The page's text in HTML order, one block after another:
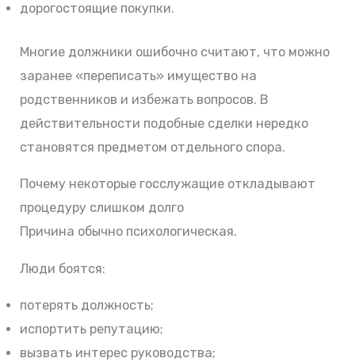
дорогостоящие покупки.
Многие должники ошибочно считают, что можно
заранее «переписать» имущество на
родственников и избежать вопросов. В
действительности подобные сделки нередко
становятся предметом отдельного спора.
Почему некоторые госслужащие откладывают
процедуру слишком долго
Причина обычно психологическая.
Люди боятся:
потерять должность;
испортить репутацию;
вызвать интерес руководства;